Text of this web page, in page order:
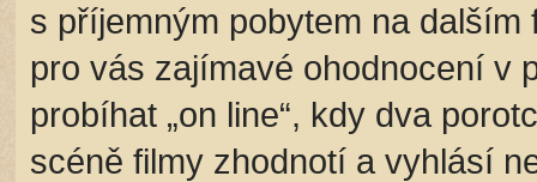
s příjemným pobytem na
pro vás zajímavé ohodnocení v
probíhat „on line“, kdy dva
scéně filmy zhodnotí a vyhlásí